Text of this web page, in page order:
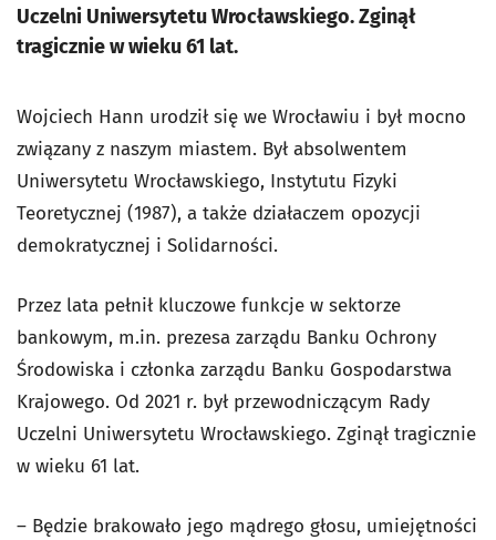
Uczelni Uniwersytetu Wrocławskiego. Zginął
tragicznie w wieku 61 lat.
Wojciech Hann urodził się we Wrocławiu i był mocno
związany z naszym miastem. Był absolwentem
Uniwersytetu Wrocławskiego, Instytutu Fizyki
Teoretycznej (1987), a także działaczem opozycji
demokratycznej i Solidarności.
Przez lata pełnił kluczowe funkcje w sektorze
bankowym, m.in. prezesa zarządu Banku Ochrony
Środowiska i członka zarządu Banku Gospodarstwa
Krajowego. Od 2021 r. był przewodniczącym Rady
Uczelni Uniwersytetu Wrocławskiego. Zginął tragicznie
w wieku 61 lat.
– Będzie brakowało jego mądrego głosu, umiejętności